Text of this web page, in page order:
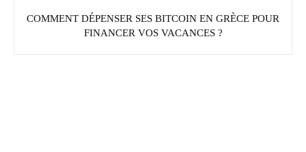
COMMENT DÉPENSER SES BITCOIN EN GRÈCE POUR
FINANCER VOS VACANCES ?